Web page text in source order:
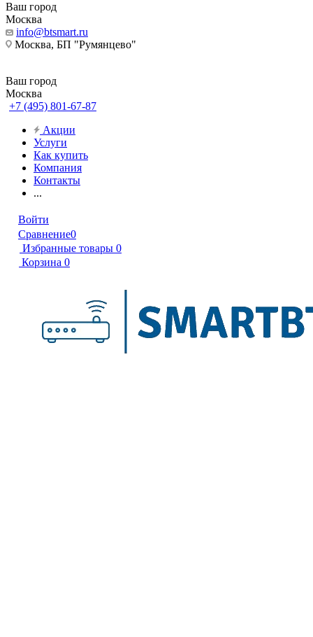
Ваш город
Москва
info@btsmart.ru
Москва, БП "Румянцево"
Ваш город
Москва
+7 (495) 801-67-87
Акции
Услуги
Как купить
Компания
Контакты
...
Войти
Сравнение0
Избранные товары 0
Корзина 0